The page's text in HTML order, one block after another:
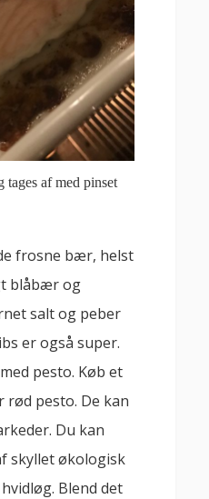
tages af med pinset
frosne bær, helst
blåbær og
salt og peber
er også super.
pesto. Køb et
rød pesto. De kan
Du kan
skyllet økologisk
Blend det